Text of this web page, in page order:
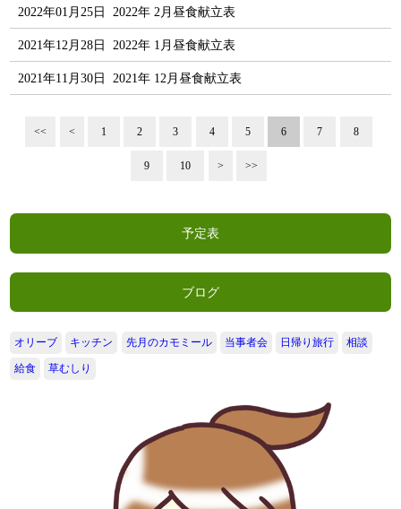
2022年01月25日 2022年 2月昼食献立表
2021年12月28日 2022年 1月昼食献立表
2021年11月30日 2021年 12月昼食献立表
<< < 1 2 3 4 5 6 7 8
9 10 > >>
予定表
ブログ
オリーブ キッチン 先月のカモミール 当事者会 日帰り旅行 相談
給食 草むしり